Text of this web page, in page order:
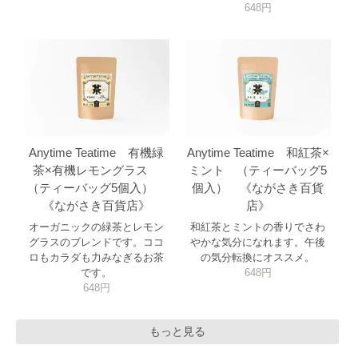
648円
Anytime Teatime 有機緑
茶×有機レモングラス
（ティーバッグ5個入）
《ながさき百貨店》
オーガニックの緑茶とレモン
グラスのブレンドです。ココ
ロもカラダも力みなぎるお茶
です。
648円
Anytime Teatime 和紅茶×
ミント （ティーバッグ5
個入） 《ながさき百貨
店》
和紅茶とミントの香りでさわ
やかな気分になれます。午後
の気分転換にオススメ。
648円
もっと見る